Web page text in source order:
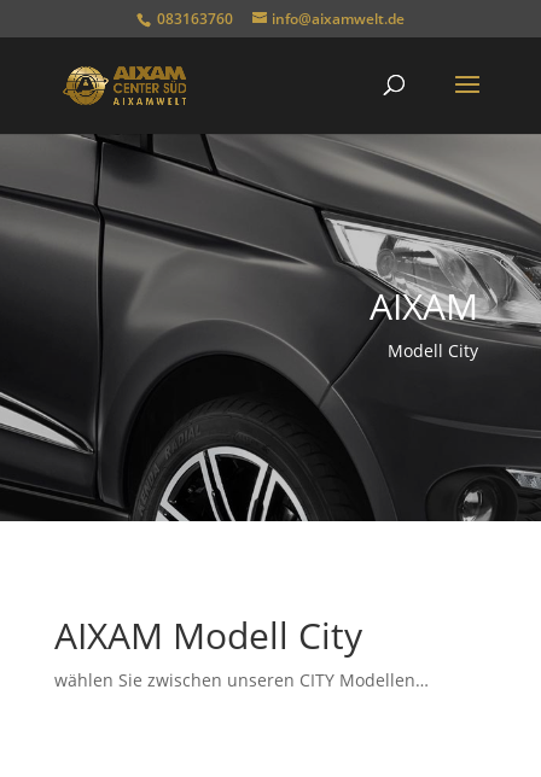
083163760 info@aixamwelt.de
AIXAM
Modell City
AIXAM Modell City
wählen Sie zwischen unseren CITY Modellen…